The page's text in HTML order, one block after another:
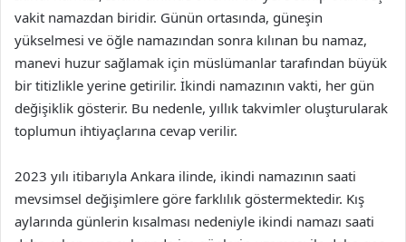
vakit namazdan biridir. Günün ortasında, güneşin
yükselmesi ve öğle namazından sonra kılınan bu namaz,
manevi huzur sağlamak için müslümanlar tarafından büyük
bir titizlikle yerine getirilir. İkindi namazının vakti, her gün
değişiklik gösterir. Bu nedenle, yıllık takvimler oluşturularak
toplumun ihtiyaçlarına cevap verilir.
2023 yılı itibarıyla Ankara ilinde, ikindi namazının saati
mevsimsel değişimlere göre farklılık göstermektedir. Kış
aylarında günlerin kısalması nedeniyle ikindi namazı saati